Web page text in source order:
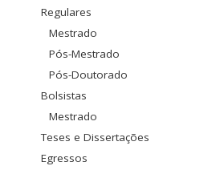
Regulares
Mestrado
Pós-Mestrado
Pós-Doutorado
Bolsistas
Mestrado
Teses e Dissertações
Egressos